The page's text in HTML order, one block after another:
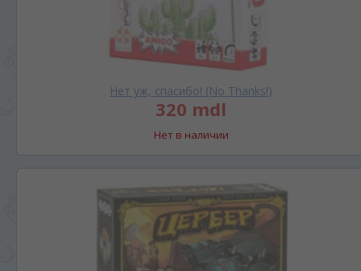
Нет уж, спасибо! (No Thanks!)
320 mdl
Нет в наличии